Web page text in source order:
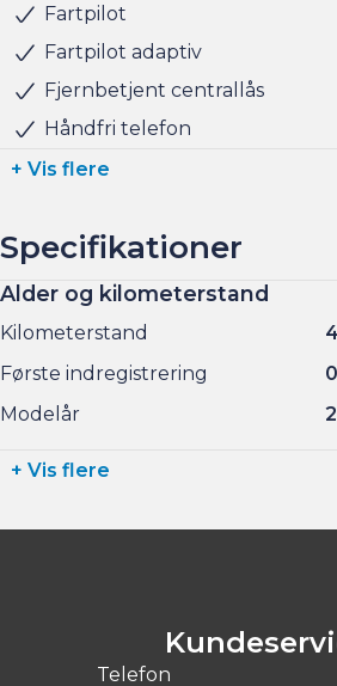
Fartpilot
Fartpilot adaptiv
Fjernbetjent centrallås
Håndfri telefon
+ Vis flere
Specifikationer
Alder og kilometerstand
Kilometerstand
Første indregistrering
Modelår
+ Vis flere
Telefon